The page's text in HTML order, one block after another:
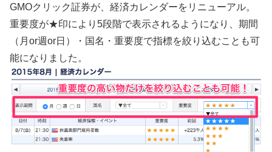
GMOクリック証券が、経済カレンダーをリニューアル。
重要度が★印により5段階で表示されるようになり、期間
（月or週or日）・国名・重要度で指標を絞り込むことも可
能になりました。